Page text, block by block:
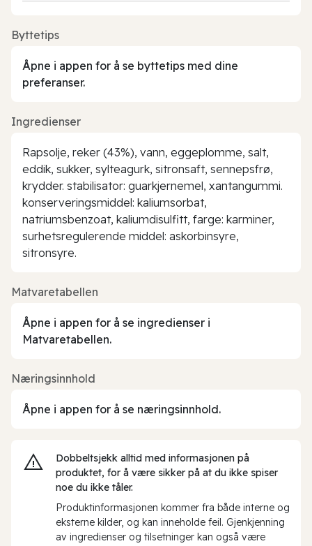
Byttetips
Åpne i appen for å se byttetips med dine
preferanser.
Ingredienser
Rapsolje, reker (43%), vann, eggeplomme, salt,
eddik, sukker, sylteagurk, sitronsaft, sennepsfrø,
krydder. stabilisator: guarkjernemel, xantangummi.
konserveringsmiddel: kaliumsorbat,
natriumsbenzoat, kaliumdisulfitt, farge: karminer,
surhetsregulerende middel: askorbinsyre,
sitronsyre.
Matvaretabellen
Åpne i appen for å se ingredienser i
Matvaretabellen.
Næringsinnhold
Åpne i appen for å se næringsinnhold.
Dobbeltsjekk alltid med informasjonen på
produktet, for å være sikker på at du ikke spiser
noe du ikke tåler.
Produktinformasjonen kommer fra både interne og
eksterne kilder, og kan inneholde feil. Gjenkjenning
av ingredienser og tilsetninger kan også være